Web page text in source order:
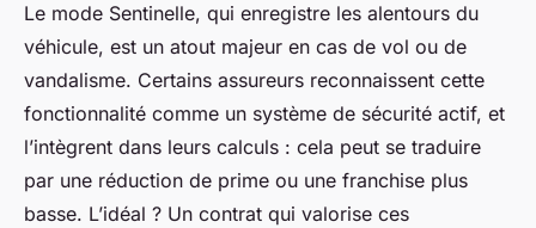
Le mode Sentinelle, qui enregistre les alentours du
véhicule, est un atout majeur en cas de vol ou de
vandalisme. Certains assureurs reconnaissent cette
fonctionnalité comme un système de sécurité actif, et
l’intègrent dans leurs calculs : cela peut se traduire
par une réduction de prime ou une franchise plus
basse. L’idéal ? Un contrat qui valorise ces